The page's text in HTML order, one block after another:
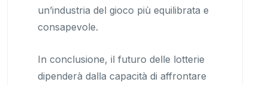
un’industria del gioco più equilibrata e
consapevole.
In conclusione, il futuro delle lotterie
dipenderà dalla capacità di affrontare